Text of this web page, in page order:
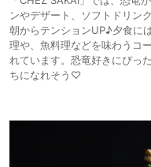
ンやデザート、ソフトドリン
朝からテンションUP♪夕食に
理や、魚料理などを味わうコ
れています。恐竜好きにぴっ
ちになれそう♡